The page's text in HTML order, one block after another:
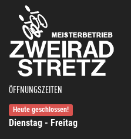
ÖFFNUNGSZEITEN
Heute geschlossen!
Dienstag - Freitag